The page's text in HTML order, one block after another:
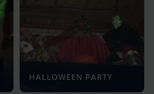
HALLOWEEN PARTY